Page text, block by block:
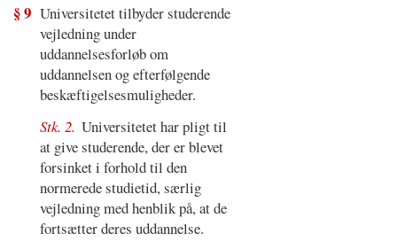
§ 9 Universitetet tilbyder studerende
vejledning under
uddannelsesforløb om
uddannelsen og efterfølgende
beskæftigelsesmuligheder.
Stk. 2. Universitetet har pligt til
at give studerende, der er blevet
forsinket i forhold til den
normerede studietid, særlig
vejledning med henblik på, at de
fortsætter deres uddannelse.